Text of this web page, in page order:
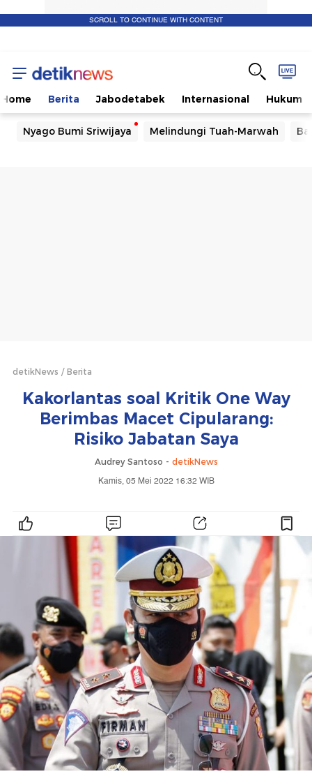
SCROLL TO CONTINUE WITH CONTENT
Home Berita Jabodetabek Internasional Hukum
Nyago Bumi Sriwijaya Melindungi Tuah-Marwah
detikNews Berita
Kakorlantas soal Kritik One Way
Berimbas Macet Cipularang:
Risiko Jabatan Saya
Audrey Santoso - detikNews
Kamis, 05 Mei 2022 16:32 WIB